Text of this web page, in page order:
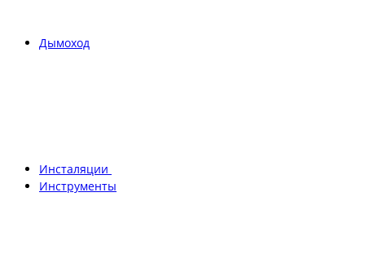
Дымоход
Инсталяции
Инструменты